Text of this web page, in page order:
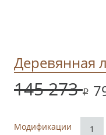
Деревянная
145 273
Модификации 1